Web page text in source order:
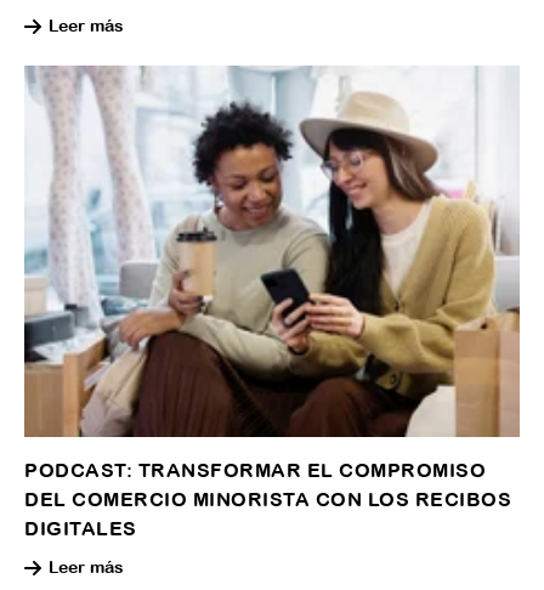
Leer más
PODCAST: TRANSFORMAR EL COMPROMISO
DEL COMERCIO MINORISTA CON LOS RECIBOS
DIGITALES
Leer más